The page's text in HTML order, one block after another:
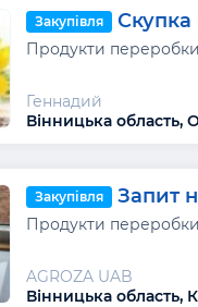
Закупівля Скупка
Продукти
Геннадий
Вінницька область,
Закупівля Запит
Продукти
AGROZA UAB
Вінницька область,